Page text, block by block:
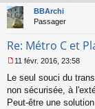
BBArchi
Passager
Re: Métro C et
e
s
s
11 févr. 2016, 23:58
Le seul souci du
non sécurisée, à
Peut-être une